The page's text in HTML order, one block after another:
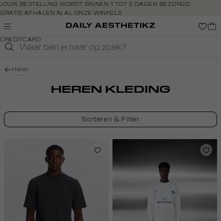
Navigeer
direct naar
de
Open de
direct
JOUW BESTELLING WORDT BINNEN 1 TOT 5 DAGEN BEZORGD
GRATIS AFHALEN IN AL ONZE WINKELS
GRATIS RETOURNEREN BINNEN 14 DAGEN IN DE WINKEL
BETAAL ZOALS JIJ WILT: O.A. IDEAL, RIVERTY, APPLE PAY &
CREDITCARD
Heren
HEREN KLEDING
Sorteren & Filter